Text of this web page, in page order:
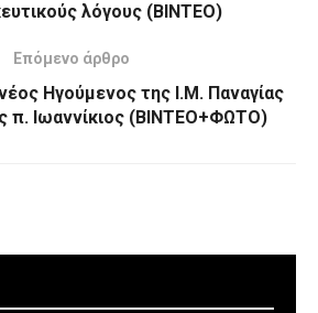
λόγους (ΒΙΝΤΕΟ)
Επόμενο άρθρο
Ηγούμενος της Ι.Μ. Παναγίας
π. Ιωαννίκιος (ΒΙΝΤΕΟ+ΦΩΤΟ)